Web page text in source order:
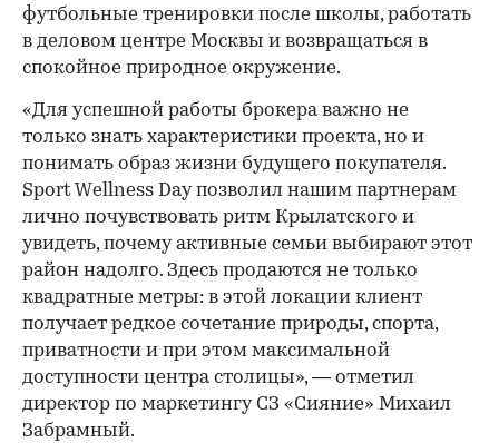
футбольные тренировки после школы, работать
в деловом центре Москвы и возвращаться в
спокойное природное окружение.
«Для успешной работы брокера важно не
только знать характеристики проекта, но и
понимать образ жизни будущего покупателя.
Sport Wellness Day позволил нашим партнерам
лично почувствовать ритм Крылатского и
увидеть, почему активные семьи выбирают этот
район надолго. Здесь продаются не только
квадратные метры: в этой локации клиент
получает редкое сочетание природы, спорта,
приватности и при этом максимальной
доступности центра столицы», — отметил
директор по маркетингу СЗ «Сияние» Михаил
Забрамный.